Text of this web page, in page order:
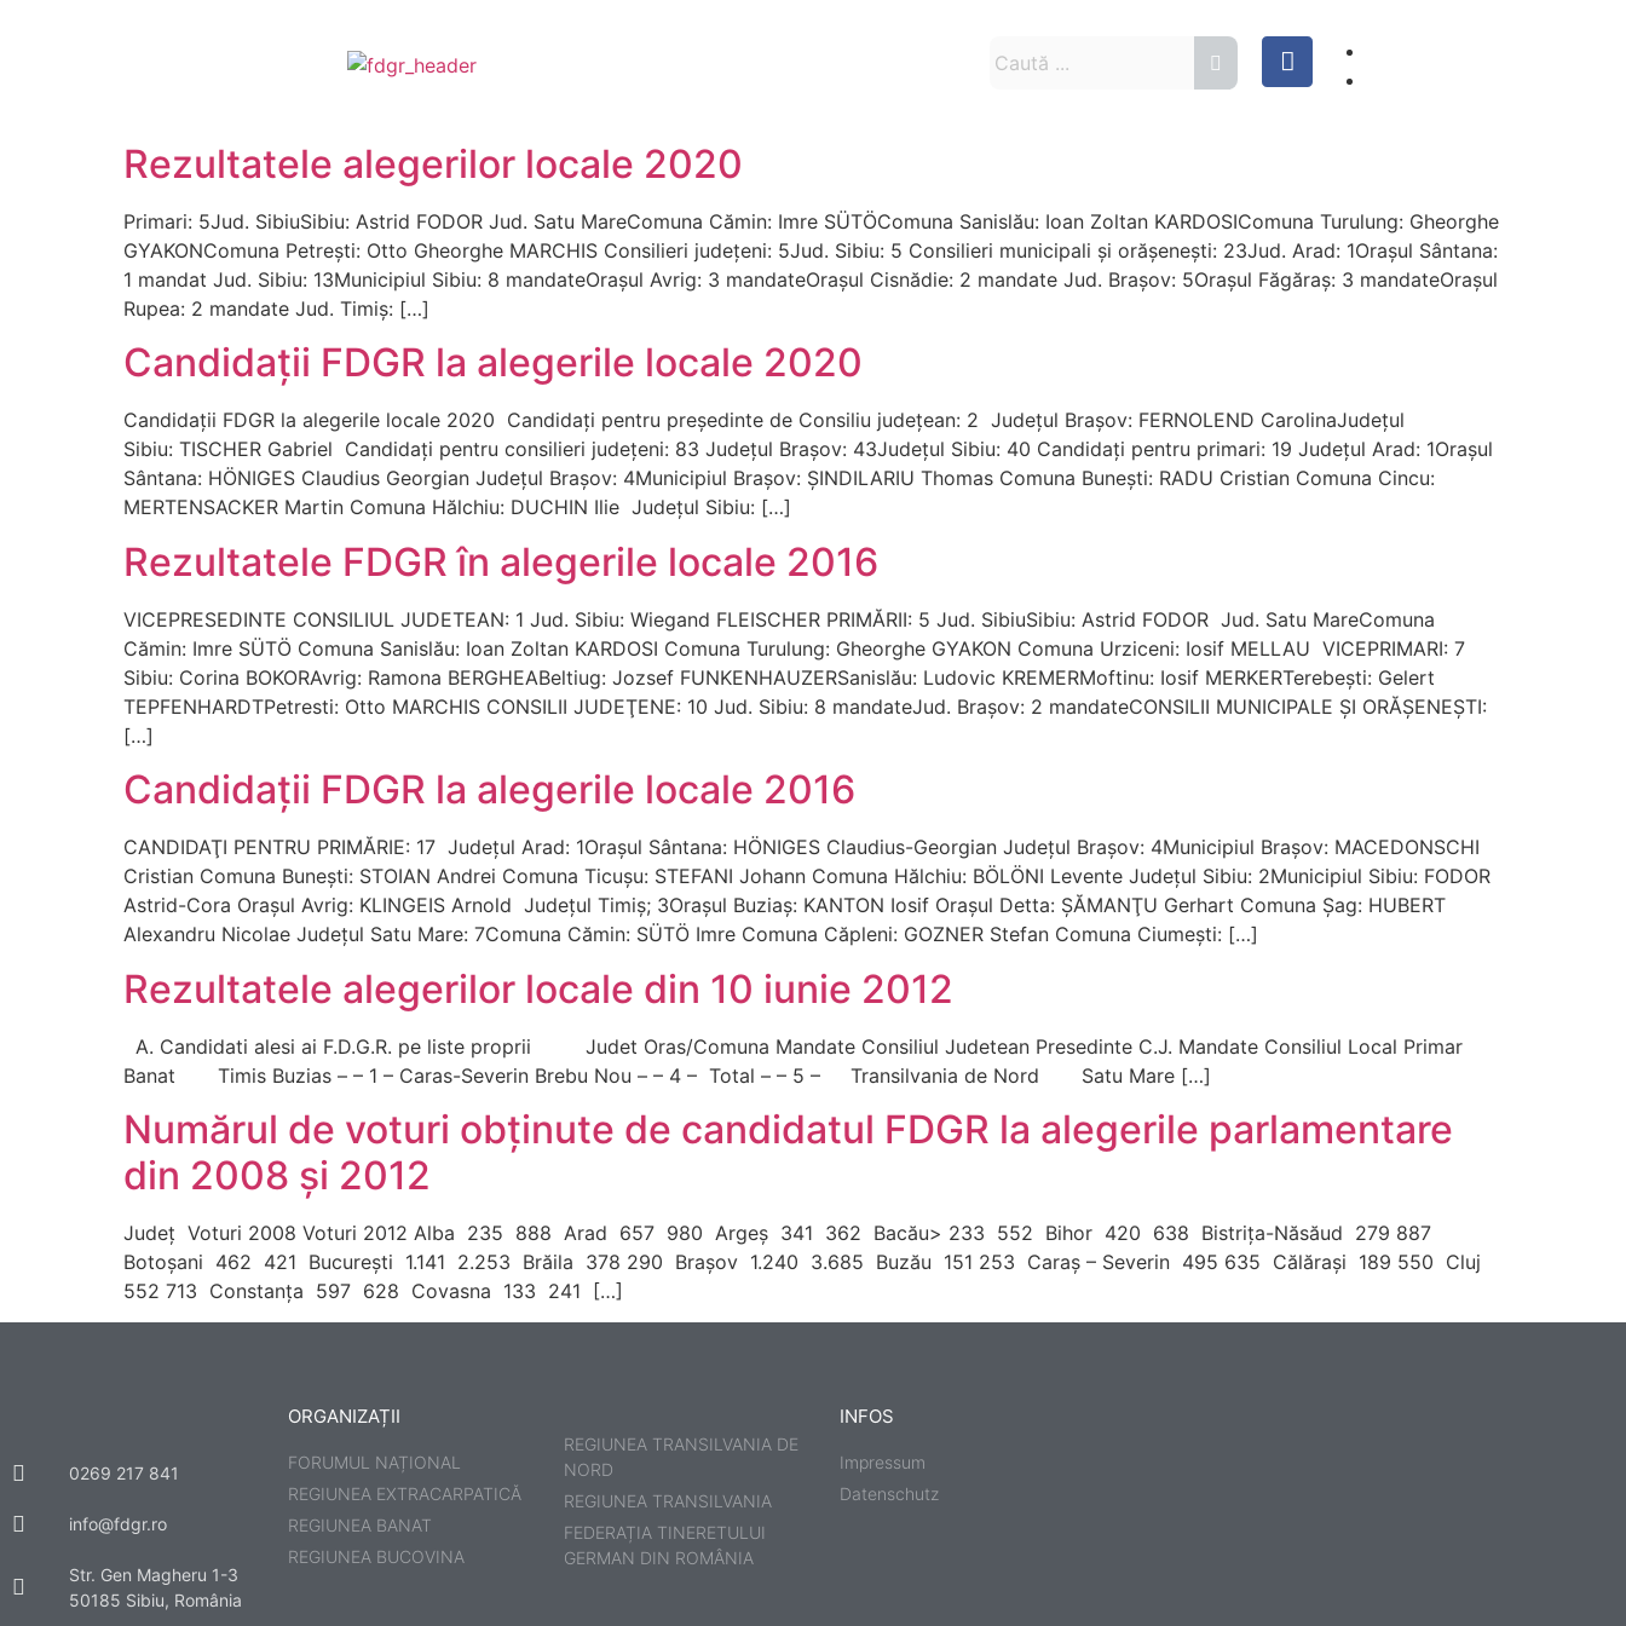
Rezultatele alegerilor locale 2020
Primari: 5Jud. SibiuSibiu: Astrid FODOR Jud. Satu MareComuna Cămin: Imre SÜTÖComuna Sanislău: Ioan Zoltan KARDOSIComuna Turulung: Gheorghe
GYAKONComuna Petrești: Otto Gheorghe MARCHIS Consilieri județeni: 5Jud. Sibiu: 5 Consilieri municipali și orășenești: 23Jud. Arad: 1Oraşul Sântana:
1 mandat Jud. Sibiu: 13Municipiul Sibiu: 8 mandateOraşul Avrig: 3 mandateOraşul Cisnădie: 2 mandate Jud. Braşov: 5Oraşul Făgăraş: 3 mandateOraşul
Rupea: 2 mandate Jud. Timiş: […]
Candidaţii FDGR la alegerile locale 2020
Candidații FDGR la alegerile locale 2020 Candidați pentru președinte de Consiliu județean: 2 Județul Brașov: FERNOLEND CarolinaJudețul
Sibiu: TISCHER Gabriel Candidați pentru consilieri județeni: 83 Judeţul Braşov: 43Judeţul Sibiu: 40 Candidați pentru primari: 19 Judeţul Arad: 1Oraşul
Sântana: HÖNIGES Claudius Georgian Judeţul Braşov: 4Municipiul Braşov: ȘINDILARIU Thomas Comuna Buneşti: RADU Cristian Comuna Cincu:
MERTENSACKER Martin Comuna Hălchiu: DUCHIN Ilie Judeţul Sibiu: […]
Rezultatele FDGR în alegerile locale 2016
VICEPRESEDINTE CONSILIUL JUDETEAN: 1 Jud. Sibiu: Wiegand FLEISCHER PRIMĂRII: 5 Jud. SibiuSibiu: Astrid FODOR Jud. Satu MareComuna
Cămin: Imre SÜTÖ Comuna Sanislău: Ioan Zoltan KARDOSI Comuna Turulung: Gheorghe GYAKON Comuna Urziceni: Iosif MELLAU VICEPRIMARI: 7
Sibiu: Corina BOKORAvrig: Ramona BERGHEABeltiug: Jozsef FUNKENHAUZERSanislău: Ludovic KREMERMoftinu: Iosif MERKERTerebeşti: Gelert
TEPFENHARDTPetresti: Otto MARCHIS CONSILII JUDEŢENE: 10 Jud. Sibiu: 8 mandateJud. Braşov: 2 mandateCONSILII MUNICIPALE ŞI ORĂŞENEŞTI:
[…]
Candidaţii FDGR la alegerile locale 2016
CANDIDAŢI PENTRU PRIMĂRIE: 17 Judeţul Arad: 1Oraşul Sântana: HÖNIGES Claudius-Georgian Judeţul Braşov: 4Municipiul Braşov: MACEDONSCHI
Cristian Comuna Buneşti: STOIAN Andrei Comuna Ticuşu: STEFANI Johann Comuna Hălchiu: BÖLÖNI Levente Judeţul Sibiu: 2Municipiul Sibiu: FODOR
Astrid-Cora Oraşul Avrig: KLINGEIS Arnold Judeţul Timiş; 3Oraşul Buziaş: KANTON Iosif Oraşul Detta: ŞĂMANŢU Gerhart Comuna Şag: HUBERT
Alexandru Nicolae Judeţul Satu Mare: 7Comuna Cămin: SÜTÖ Imre Comuna Căpleni: GOZNER Stefan Comuna Ciumeşti: […]
Rezultatele alegerilor locale din 10 iunie 2012
A. Candidati alesi ai F.D.G.R. pe liste proprii Judet Oras/Comuna Mandate Consiliul Judetean Presedinte C.J. Mandate Consiliul Local Primar
Banat Timis Buzias – – 1 – Caras-Severin Brebu Nou – – 4 – Total – – 5 – Transilvania de Nord Satu Mare […]
Numărul de voturi obţinute de candidatul FDGR la alegerile parlamentare
din 2008 şi 2012
Judeţ Voturi 2008 Voturi 2012 Alba 235 888 Arad 657 980 Argeş 341 362 Bacău> 233 552 Bihor 420 638 Bistriţa-Năsăud 279 887
Botoşani 462 421 Bucureşti 1.141 2.253 Brăila 378 290 Braşov 1.240 3.685 Buzău 151 253 Caraş – Severin 495 635 Călăraşi 189 550 Cluj
552 713 Constanţa 597 628 Covasna 133 241 […]
0269 217 841
info@fdgr.ro
Str. Gen Magheru 1-3
50185 Sibiu, România
ORGANIZAȚII
FORUMUL NAȚIONAL
REGIUNEA EXTRACARPATICĂ
REGIUNEA BANAT
REGIUNEA BUCOVINA
REGIUNEA TRANSILVANIA DE
NORD
REGIUNEA TRANSILVANIA
FEDERAȚIA TINERETULUI
GERMAN DIN ROMÂNIA
INFOS
Impressum
Datenschutz